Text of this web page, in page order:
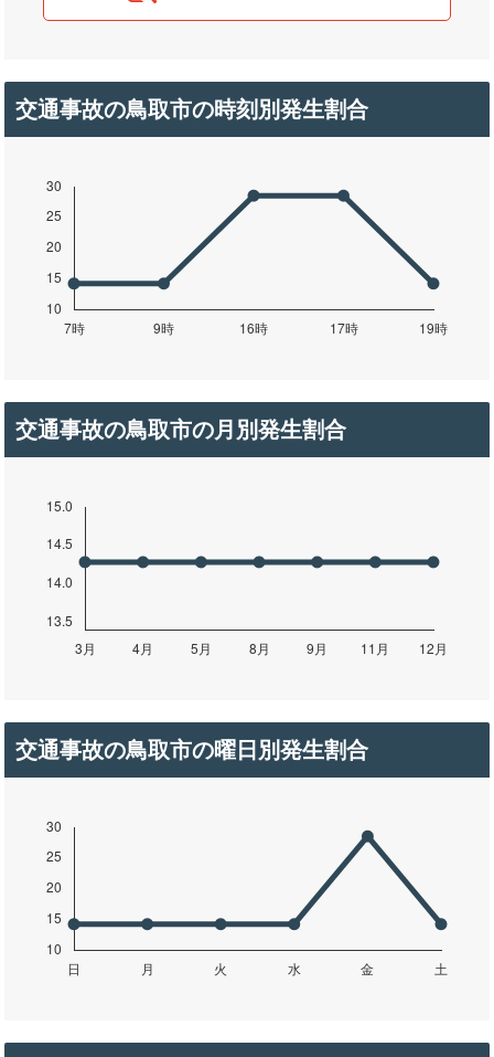
交通事故の鳥取市の時刻別発生割合
交通事故の鳥取市の月別発生割合
交通事故の鳥取市の曜日別発生割合